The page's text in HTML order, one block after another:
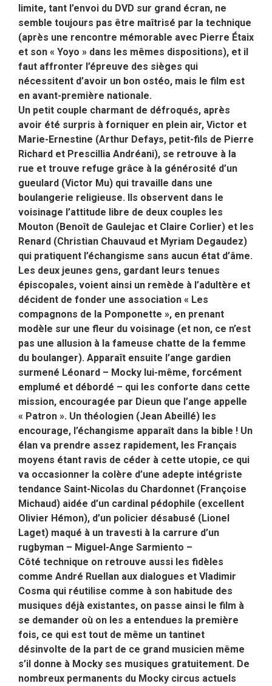
limite, tant l’envoi du DVD sur grand écran, ne
semble toujours pas être maîtrisé par la technique
(après une rencontre mémorable avec Pierre Étaix
et son « Yoyo » dans les mêmes dispositions), et il
faut affronter l’épreuve des sièges qui
nécessitent d’avoir un bon ostéo, mais le film est
en avant-première nationale.
Un petit couple charmant de défroqués, après
avoir été surpris à forniquer en plein air, Victor et
Marie-Ernestine (Arthur Defays, petit-fils de Pierre
Richard et Prescillia Andréani), se retrouve à la
rue et trouve refuge grâce à la générosité d’un
gueulard (Victor Mu) qui travaille dans une
boulangerie religieuse. Ils observent dans le
voisinage l’attitude libre de deux couples les
Mouton (Benoît de Gaulejac et Claire Corlier) et les
Renard (Christian Chauvaud et Myriam Degaudez)
qui pratiquent l’échangisme sans aucun état d’âme.
Les deux jeunes gens, gardant leurs tenues
épiscopales, voient ainsi un remède à l’adultère et
décident de fonder une association « Les
compagnons de la Pomponette », en prenant
modèle sur une fleur du voisinage (et non, ce n’est
pas une allusion à la fameuse chatte de la femme
du boulanger). Apparaît ensuite l’ange gardien
surmené Léonard – Mocky lui-même, forcément
emplumé et débordé – qui les conforte dans cette
mission, encouragée par Dieun que l’ange appelle
« Patron ». Un théologien (Jean Abeillé) les
encourage, l’échangisme apparaît dans la bible ! Un
élan va prendre assez rapidement, les Français
moyens étant ravis de céder à cette utopie, ce qui
va occasionner la colère d’une adepte intégriste
tendance Saint-Nicolas du Chardonnet (Françoise
Michaud) aidée d’un cardinal pédophile (excellent
Olivier Hémon), d’un policier désabusé (Lionel
Laget) maqué à un travesti à la carrure d’un
rugbyman – Miguel-Ange Sarmiento –
Côté technique on retrouve aussi les fidèles
comme André Ruellan aux dialogues et Vladimir
Cosma qui réutilise comme à son habitude des
musiques déjà existantes, on passe ainsi le film à
se demander où on les a entendues la première
fois, ce qui est tout de même un tantinet
désinvolte de la part de ce grand musicien même
s’il donne à Mocky ses musiques gratuitement. De
nombreux permanents du Mocky circus actuels